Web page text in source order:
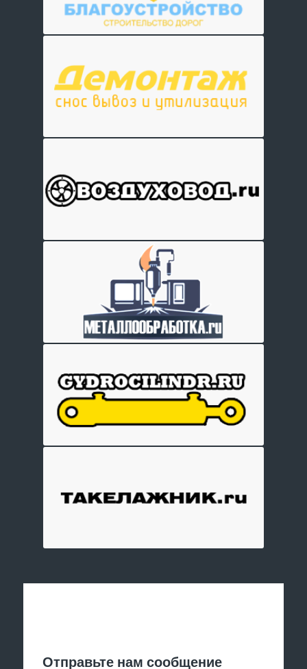
Отправьте нам сообщение